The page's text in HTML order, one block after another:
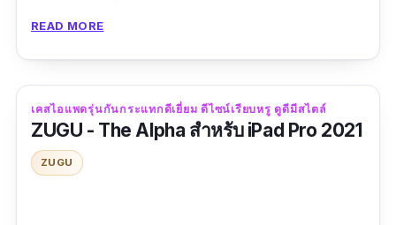
อีกทั้งยังมีวัสดุที่ทำจากจาก Fiber + TPU ซึ่งช่วย
ปกป้องตัวเครื่องได้เป็นอย่างดี ฝาหลังผลิตจาก
TPU แบบ honey comb (รวงผึ้ง) ที่ช่วยกระจาย
ความร้อนได้เป็นอย่างดี และไม่ดันฟิล์มแน่นอน ไม่
ว่าจะใส่บ่อยครั้งแค่ไหนก็ตาม รุ่นนี้มาพร้อมช่อง
เก็บปากกาแบบ Build – In คือจะอยู่ด้านใน เพื่อให้
READ MORE
เคสไอแพดรุ่นกันกระแทกดีเยี่ยม ดีไซน์เรียบหรู ดูดีมีสไตล์
ZUGU - The Alpha สำหรับ iPad Pro 2021
ZUGU